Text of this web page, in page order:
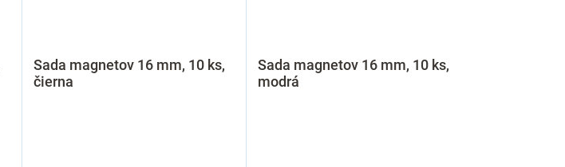
Sada magnetov 16 mm, 10 ks,
čierna
Sada magnetov 16 mm, 10 ks,
modrá